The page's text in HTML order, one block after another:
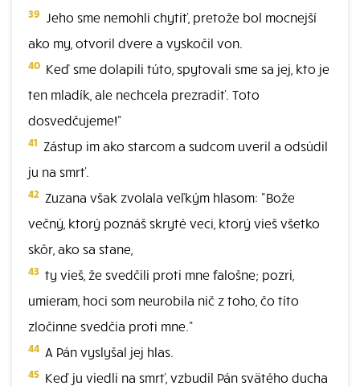
39 Jeho sme nemohli chytiť, pretože bol mocnejší
ako my, otvoril dvere a vyskočil von.
40 Keď sme dolapili túto, spytovali sme sa jej, kto je
ten mladík, ale nechcela prezradiť. Toto
dosvedčujeme!"
41 Zástup im ako starcom a sudcom uveril a odsúdil
ju na smrť.
42 Zuzana však zvolala veľkým hlasom: "Bože
večný, ktorý poznáš skryté veci, ktorý vieš všetko
skôr, ako sa stane,
43 ty vieš, že svedčili proti mne falošne; pozri,
umieram, hoci som neurobila nič z toho, čo títo
zločinne svedčia proti mne."
44 A Pán vyslyšal jej hlas.
45 Keď ju viedli na smrť, vzbudil Pán svätého ducha